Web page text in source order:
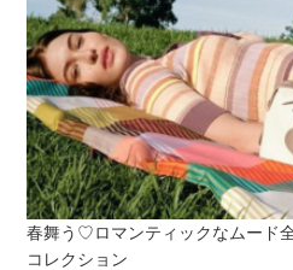
春舞う♡ロマンティックなムード
コレクション